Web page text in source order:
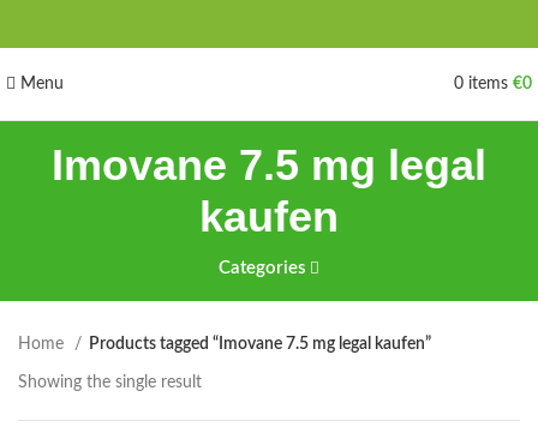
Menu 0 items €0
Imovane 7.5 mg legal
kaufen
Categories
Home Products tagged “Imovane 7.5 mg legal kaufen”
Showing the single result